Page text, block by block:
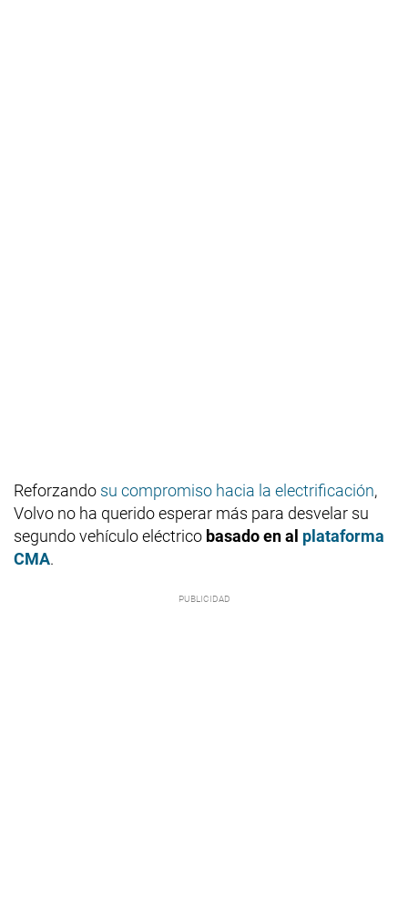
Reforzando su compromiso hacia la electrificación,
Volvo no ha querido esperar más para desvelar su
segundo vehículo eléctrico basado en al plataforma
CMA.